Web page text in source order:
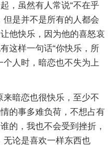
，虽然有人常说“不在乎
但是并不是所有的人都会
他快乐，因为他的喜怒哀
这样一句话“你快乐，所
个人时，暗恋也不失为上
暗恋也很快乐，至少不
的事多难负荷，不想占有
的，我也不会受到挫折，
无论是喜欢一样东西也